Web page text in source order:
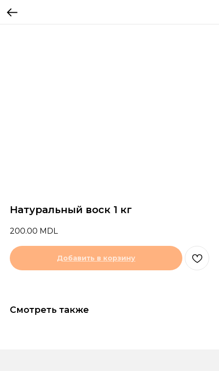
Натуральный воск 1 кг
200.00 MDL
Добавить в корзину
Смотреть также